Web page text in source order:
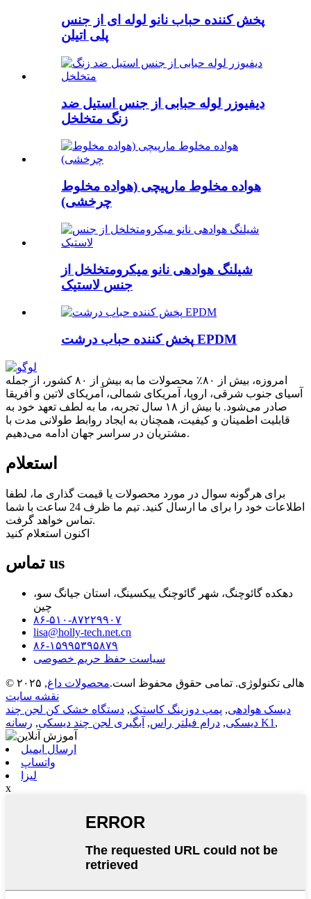
پخش کننده حباب نانو لوله ای از جنس
پلی اتیلن
دیفیوزر لوله حبابی از جنس استیل ضد
زنگ متخلخل
هواده مخلوط مارپیچی (هواده مخلوط
چرخشی)
شیلنگ هوادهی نانو میکرومتخلخل از
جنس لاستیک
پخش کننده حباب درشت EPDM
امروزه، بیش از ۸۰٪ محصولات ما به بیش از ۸۰ کشور، از جمله
آسیای جنوب شرقی، اروپا، آمریکای شمالی، آمریکای لاتین و آفریقا
صادر می‌شود. با بیش از ۱۸ سال تجربه، ما به لطف تعهد خود به
قابلیت اطمینان و کیفیت، همچنان به ایجاد روابط طولانی مدت با
مشتریان در سراسر جهان ادامه می‌دهیم.
استعلام
برای هرگونه سوال در مورد محصولات یا قیمت گذاری ما، لطفا
اطلاعات خود را برای ما ارسال کنید. تیم ما ظرف 24 ساعت با شما
تماس خواهد گرفت.
اکنون استعلام کنید
تماس us
دهکده گائوچنگ، شهر گائوچنگ ییکسینگ، استان جیانگ سو،
چین
۸۶-۵۱۰-۸۷۲۲۹۹۰۷
lisa@holly-tech.net.cn
۸۶-۱۵۹۹۵۳۹۵۸۷۹
سیاست حفظ حریم خصوصی
© ۲۰۲۵ هالی تکنولوژی. تمامی حقوق محفوظ است.محصولات داغ,
نقشه سایت
دیسک هوادهی, پمپ دوزینگ کاستیک, دستگاه خشک کن لجن چند
دیسکی, درام فیلتر راس, آبگیری لجن چند دیسکی, رسانه K1 ,
ارسال ایمیل
واتساپ
لیزا
x